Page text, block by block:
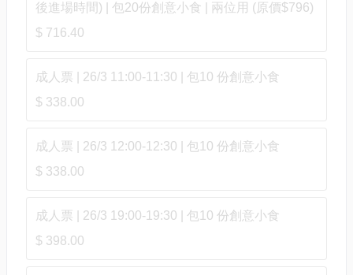
後進場時間) | 包20份創意小食 | 兩位用 (原價$796)
$ 716.40
成人票 | 26/3 11:00-11:30 | 包10 份創意小食
$ 338.00
成人票 | 26/3 12:00-12:30 | 包10 份創意小食
$ 338.00
成人票 | 26/3 19:00-19:30 | 包10 份創意小食
$ 398.00